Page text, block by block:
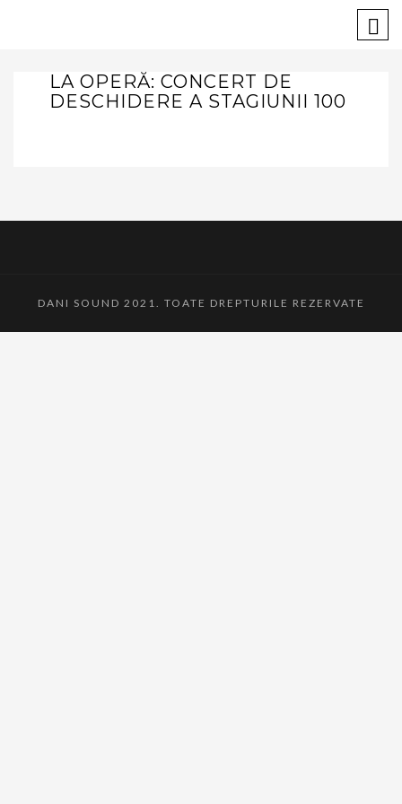
LA OPERĂ: CONCERT DE
DESCHIDERE A STAGIUNII 100
DANI SOUND 2021. TOATE DREPTURILE REZERVATE